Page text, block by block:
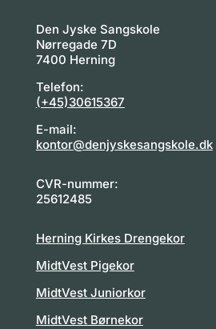
Den Jyske Sangskole
Nørregade 7D
7400 Herning
Telefon:
(+45)30615367
E-mail:
kontor@denjyskesangskole.dk
CVR-nummer:
25612485
Herning Kirkes Drengekor
MidtVest Pigekor
MidtVest Juniorkor
MidtVest Børnekor